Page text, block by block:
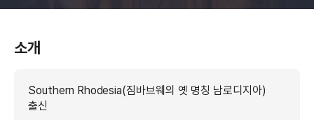
소개
Southern Rhodesia(짐바브웨의 옛 명칭 남로디지아)
출신